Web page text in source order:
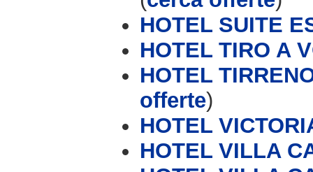
HOTEL SUITE
HOTEL TIRO A
HOTEL
offerte)
HOTEL
HOTEL VILLA